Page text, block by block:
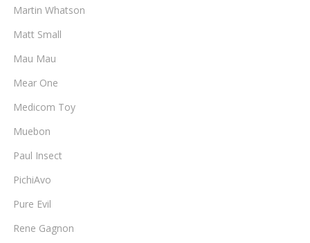
Martin Whatson
Matt Small
Mau Mau
Mear One
Medicom Toy
Muebon
Paul Insect
PichiAvo
Pure Evil
Rene Gagnon